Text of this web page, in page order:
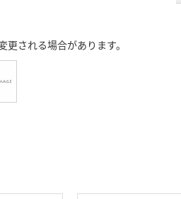
更される場合があります。